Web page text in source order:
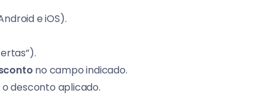
e iOS).
no campo indicado.
desconto aplicado.